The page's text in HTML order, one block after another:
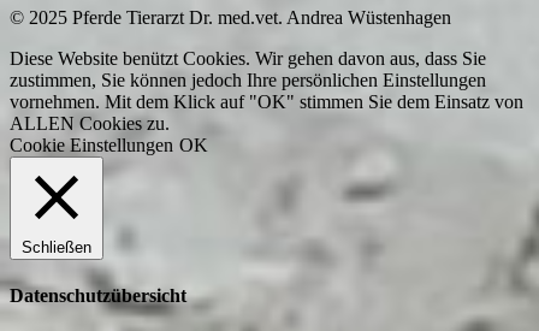
© 2025 Pferde Tierarzt Dr. med.vet. Andrea Wüstenhagen
Diese Website benützt Cookies. Wir gehen davon aus, dass Sie
zustimmen, Sie können jedoch Ihre persönlichen Einstellungen
vornehmen. Mit dem Klick auf "OK" stimmen Sie dem Einsatz von
ALLEN Cookies zu.
Cookie Einstellungen OK
Schließen
Datenschutzübersicht